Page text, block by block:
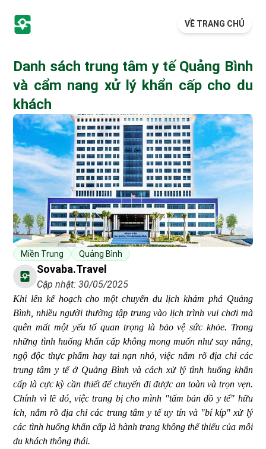
VỀ TRANG CHỦ
Danh sách trung tâm y tế Quảng Bình
và cẩm nang xử lý khẩn cấp cho du
khách
Miền Trung Quảng Bình
Sovaba.travel
Cập nhật: 30/05/2025
Khi lên kế hoạch cho một chuyến du lịch khám phá Quảng
Bình, nhiều người thường tập trung vào lịch trình vui chơi mà
quên mất một yếu tố quan trọng là bảo vệ sức khỏe. Trong
những tình huống khẩn cấp không mong muốn như say nắng,
ngộ độc thực phẩm hay tai nạn nhỏ, việc nắm rõ địa chỉ các
trung tâm y tế ở Quảng Bình và cách xử lý tình huống khẩn
cấp là cực kỳ cần thiết để chuyến đi được an toàn và trọn vẹn.
Chính vì lẽ đó, việc trang bị cho mình "tấm bản đồ y tế" hữu
ích, nắm rõ địa chỉ các trung tâm y tế uy tín và "bí kíp" xử lý
các tình huống khẩn cấp là hành trang không thể thiếu của mỗi
du khách thông thái.